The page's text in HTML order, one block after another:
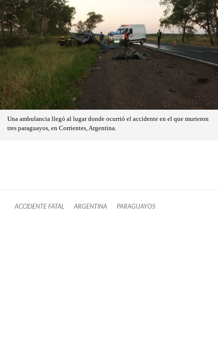
Una ambulancia llegó al lugar donde ocurrió el accidente en el que murieron
tres paraguayos, en Corrientes, Argentina.
ACCIDENTE FATAL ARGENTINA PARAGUAYOS